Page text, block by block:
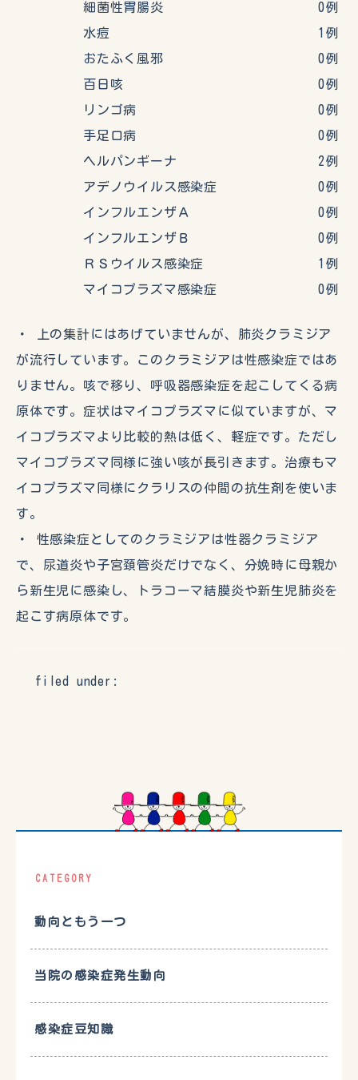
細菌性胃腸炎 0例
水痘 1例
おたふく風邪 0例
百日咳 0例
リンゴ病 0例
手足口病 0例
ヘルパンギーナ 2例
アデノウイルス感染症 0例
インフルエンザＡ 0例
インフルエンザＢ 0例
ＲＳウイルス感染症 1例
マイコプラズマ感染症 0例
・ 上の集計にはあげていませんが、肺炎クラミジア
が流行しています。このクラミジアは性感染症ではあ
りません。咳で移り、呼吸器感染症を起こしてくる病
原体です。症状はマイコプラズマに似ていますが、マ
イコプラズマより比較的熱は低く、軽症です。ただし
マイコプラズマ同様に強い咳が長引きます。治療もマ
イコプラズマ同様にクラリスの仲間の抗生剤を使いま
す。
・ 性感染症としてのクラミジアは性器クラミジア
で、尿道炎や子宮頚管炎だけでなく、分娩時に母親か
ら新生児に感染し、トラコーマ結膜炎や新生児肺炎を
起こす病原体です。
filed under:
CATEGORY
動向ともう一つ
当院の感染症発生動向
感染症豆知識